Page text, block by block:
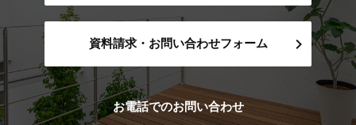
資料請求・お問い合わせフォーム
お電話でのお問い合わせ